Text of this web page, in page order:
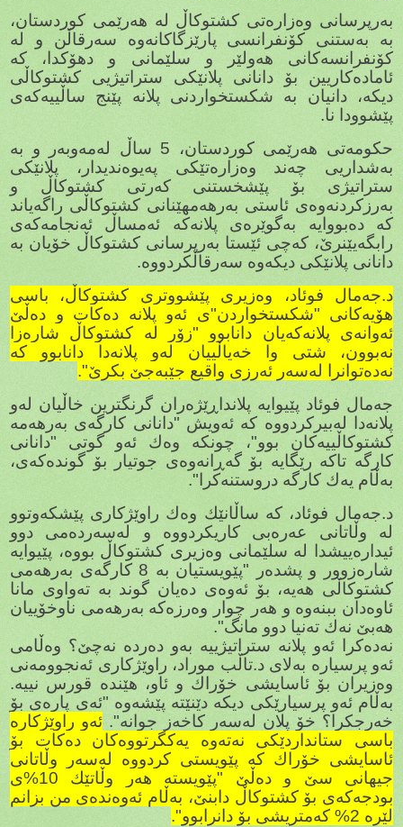
بەرپرسانی وەزارەتی كشتوكاڵ لە هەرێمی كوردستان،
بە بەستنی كۆنفرانسی پارێزگاكانەوە سەرقاڵن و لە
كۆنفرانسەكانی هەولێر و سلێمانی و دهۆكدا، كە
ئامادەكاریین بۆ دانانی پلانێكی ستراتیژیی كشتوكاڵی
دیكە، دانیان بە شكستخواردنی پلانە پێنج ساڵییەكەی
پێشوودا نا.
حكومەتی هەرێمی كوردستان، 5 ساڵ لەمەوبەر و بە
بەشداریی چەند وەزارەتێكی پەیوەندیدار، پلانێكی
ستراتیژی بۆ پێشخستنی كەرتی كشتوكاڵ و
بەرزكردنەوەی ئاستی بەرهەمهێنانی كشتوكاڵی راگەیاند
كە دەبووایە بەگوێرەی پلانەكە ئەمساڵ ئەنجامەكەی
رابگەیێنرێ، كەچی ئێستا بەرپرسانی كشتوكاڵ خۆیان بە
دانانی پلانێكی دیكەوە سەرقاڵكردووە.
د.جەمال فوئاد، وەزیری پێشووتری كشتوكاڵ، باسی
هۆیەكانی "شكستخواردن"ی ئەو پلانە دەكات و دەڵێ
ئەوانەی پلانەكەیان دانابوو "زۆر لە كشتوكاڵ شارەزا
نەبوون، شتی وا خەیاڵییان لەو پلانەدا دانابوو كە
نەدەتوانرا لەسەر ئەرزی واقیع جێبەجێ بكرێ".
جەمال فوئاد پێیوایە پلانداڕێژەران گرنگترین خاڵیان لەو
پلانەدا لەبیركردووە كە ئەویش "دانانی كارگەی بەرهەمە
كشتوكاڵییەكان بوو"، چونكە وەك ئەو گوتی "دانانی
كارگە تاكە رێگایە بۆ گەڕانەوەی جوتیار بۆ گوندەكەی،
بەڵام یەك كارگە دروستنەكرا".
د.جەمال فوئاد، كە ساڵانێك وەك راوێژكاری پێشكەوتوو
لە وڵاتانی عەرەبی كاریكردووە و لەسەردەمی دوو
ئیدارەییشدا لە سلێمانی وەزیری كشتوكاڵ بووە، پێیوایە
شارەزوور و پشدەر "پێویستیان بە 8 كارگەی بەرهەمی
كشتوكاڵی هەیە، بۆ ئەوەی دەیان گوند بە تەواوی مانا
ئاوەدان ببنەوە و هەر چوار وەرزەكە بەرهەمی ناوخۆییان
هەبێ نەك تەنیا دوو مانگ".
نەدەكرا ئەو پلانە ستراتیژییە بەو دەردە نەچێ؟ وەڵامی
ئەو پرسیارە بەلای د.تاڵب موراد، راوێژكاری ئەنجوومەنی
وەزیران بۆ ئاسایشی خۆراك و ئاو، هێندە قورس نییە.
بەڵام ئەو پرسیارێكی دیكە دێنێتە پێشەوە "ئەی پارەی بۆ
خەرجكرا؟ خۆ پلان لەسەر كاخەز جوانە".ئەو راوێژكارە
باسی ستانداردێكی نەتەوە یەكگرتووەكان دەكات بۆ
ئاسایشی خۆراك كە پێویستی كردووە لەسەر وڵاتانی
جیهانی سێ و دەڵێ "پێویستە هەر وڵاتێك 10%ی
بودجەكەی بۆ كشتوكاڵ دابنێ، بەڵام ئەوەندەی من بزانم
لێرە 2% كەمتریشی بۆ دانرابوو".